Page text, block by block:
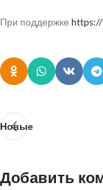
При поддержке
Новые
Добавить